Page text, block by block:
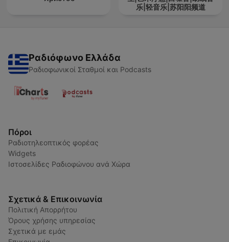
乐|轻音乐|苏阳阳频道
Ραδιόφωνο Ελλάδα
Ραδιοφωνικοί Σταθμοί και Podcasts
Πόροι
Ραδιοτηλεοπτικός φορέας
Widgets
Ιστοσελίδες Ραδιοφώνου ανά Χώρα
Σχετικά & Επικοινωνία
Πολιτική Απορρήτου
Όρους χρήσης υπηρεσίας
Σχετικά με εμάς